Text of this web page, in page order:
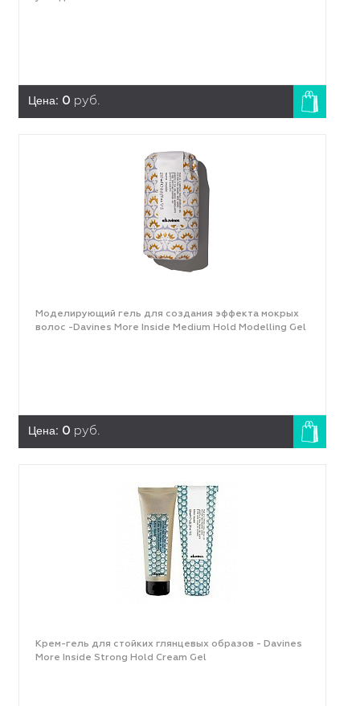
Цена: 0 руб.
Моделирующий гель для создания эффекта мокрых
волос -Davines More Inside Medium Hold Modelling Gel
Цена: 0 руб.
Крем-гель для стойких глянцевых образов - Davines
More Inside Strong Hold Cream Gel